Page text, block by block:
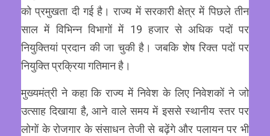
को प्रमुखता दी गई है। राज्य में सरकारी क्षेत्र में पिछले तीन
साल में विभिन्न विभागों में 19 हजार से अधिक पदों पर
नियुक्तियां प्रदान की जा चुकी है। जबकि शेष रिक्त पदों पर
नियुक्ति प्रक्रिया गतिमान है।
मुख्यमंत्री ने कहा कि राज्य में निवेश के लिए निवेशकों ने जो
उत्साह दिखाया है, आने वाले समय में इससे स्थानीय स्तर पर
लोगों के रोजगार के संसाधन तेजी से बढ़ेंगे और पलायन पर भी